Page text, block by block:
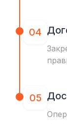
04
05